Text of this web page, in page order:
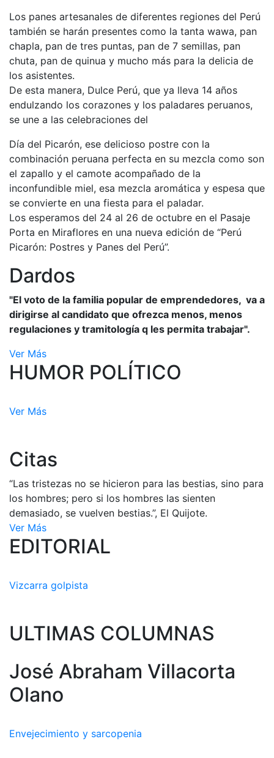
Los panes artesanales de diferentes regiones del Perú
también se harán presentes como la tanta wawa, pan
chapla, pan de tres puntas, pan de 7 semillas, pan
chuta, pan de quinua y mucho más para la delicia de
los asistentes.
De esta manera, Dulce Perú, que ya lleva 14 años
endulzando los corazones y los paladares peruanos,
se une a las celebraciones del
Día del Picarón, ese delicioso postre con la
combinación peruana perfecta en su mezcla como son
el zapallo y el camote acompañado de la
inconfundible miel, esa mezcla aromática y espesa que
se convierte en una fiesta para el paladar.
Los esperamos del 24 al 26 de octubre en el Pasaje
Porta en Miraflores en una nueva edición de “Perú
Picarón: Postres y Panes del Perú”.
Dardos
"El voto de la familia popular de emprendedores, va a
dirigirse al candidato que ofrezca menos, menos
regulaciones y tramitología q les permita trabajar".
Ver Más
HUMOR POLÍTICO
Ver Más
Citas
“Las tristezas no se hicieron para las bestias, sino para
los hombres; pero si los hombres las sienten
demasiado, se vuelven bestias.”, El Quijote.
Ver Más
EDITORIAL
Vizcarra golpista
ULTIMAS COLUMNAS
José Abraham Villacorta
Olano
Envejecimiento y sarcopenia